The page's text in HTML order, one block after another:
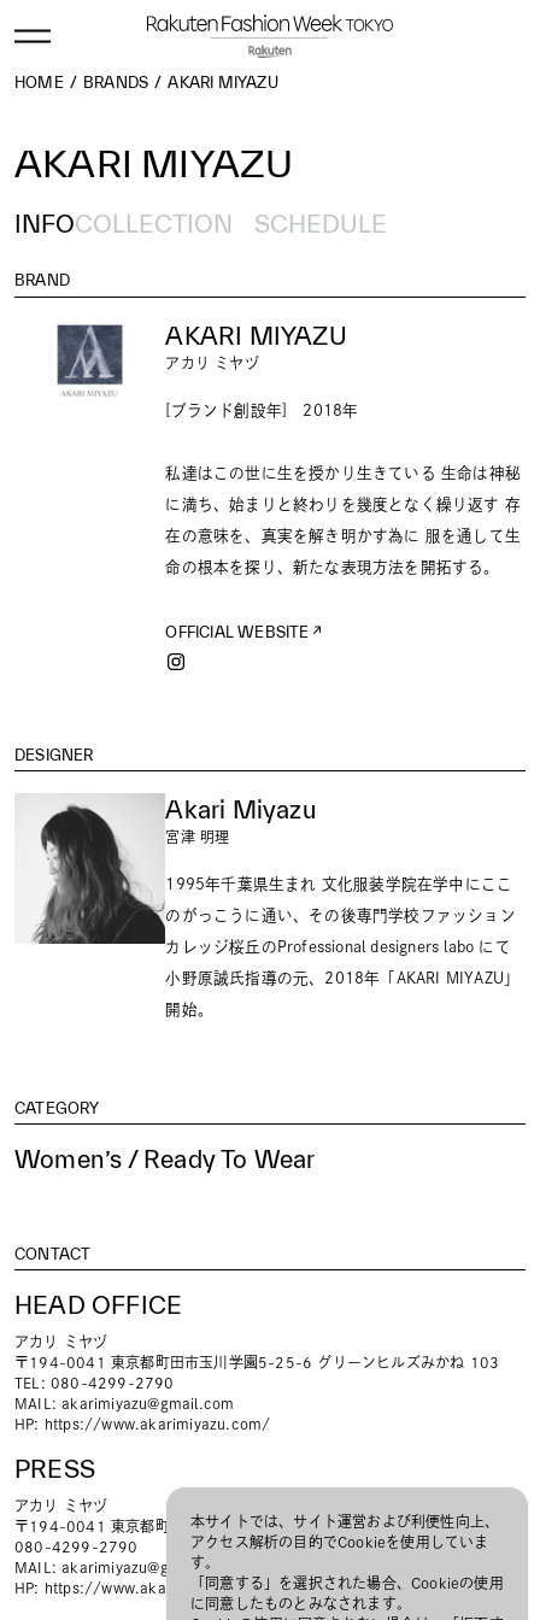
HOME BRANDS AKARI MIYAZU
AKARI MIYAZU
INFOCOLLECTION SCHEDULE
BRAND
AKARI MIYAZU
アカリ ミヤヅ
[ブランド創設年] 2018年
私達はこの世に生を授かり生きている 生命は神秘
に満ち、始まりと終わりを幾度となく繰り返す 存
在の意味を、真実を解き明かす為に 服を通して生
命の根本を探り、新たな表現方法を開拓する。
OFFICIAL WEBSITE
DESIGNER
Akari Miyazu
宮津 明理
1995年千葉県生まれ 文化服装学院在学中にここ
のがっこうに通い、その後専門学校ファッション
カレッジ桜丘のProfessional designers labo にて
小野原誠氏指導の元、2018年「AKARI MIYAZU」
開始。
CATEGORY
Women’s / Ready To Wear
CONTACT
HEAD OFFICE
アカリ ミヤヅ
〒194-0041 東京都町田市玉川学園5-25-6 グリーンヒルズみかね 103
TEL: 080-4299-2790
MAIL:akarimiyazu@gmail.com
HP: https://www.akarimiyazu.com/
PRESS
アカリ ミヤヅ
〒194-0041 東京都町田市玉川学園5-25-6 グリーンヒルズみかね 103
080-4299-2790
MAIL:akarimiyazu@gmail.com
HP: https://www.akarimiyazu.com/
本サイトでは、サイト運営および利便性向上、
アクセス解析の目的でCookieを使用していま
す。
「同意する」を選択された場合、Cookieの使用
に同意したものとみなされます。